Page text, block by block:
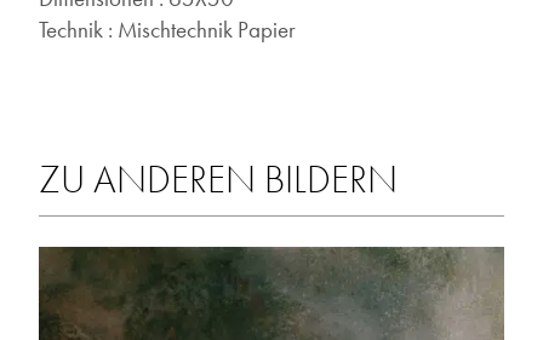
Technik : Mischtechnik Papier
ZU ANDEREN BILDERN